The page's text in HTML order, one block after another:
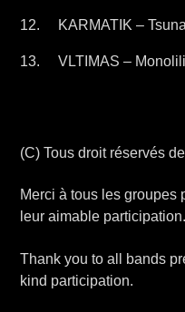
KARMATIK –
VLTIMAS –
(C) Tous droit réservés
Merci à tous les groupes
leur aimable participation.
Thank you to all bands
kind participation.